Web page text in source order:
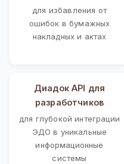
для избавления от
ошибок в бумажных
накладных и актах
Диадок API для
разработчиков
для глубокой интеграции
ЭДО в уникальные
информационные
системы